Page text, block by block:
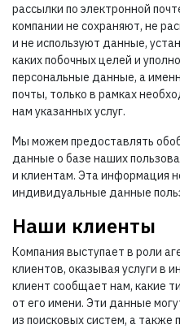
рассылки по электронной
компании не сохраняют, не
и не используют данные,
каких побочных целей и
персональные данные, а
почты, только в рамках
нам указанных услуг.
Мы можем предоставлять
данные о базе наших
и клиентам. Эта информация
индивидуальные данные
Наши клиенты
Компания выступает в роли
клиентов, оказывая услуги в
клиент сообщает нам, какие
от его имени. Эти данные
из поисковых систем, а также